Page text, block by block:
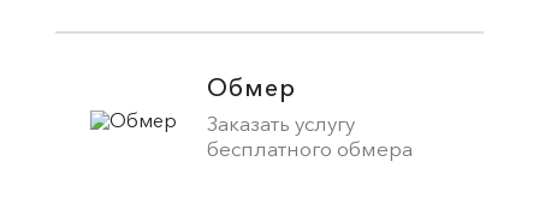
Обмер
Заказать услугу
бесплатного обмера